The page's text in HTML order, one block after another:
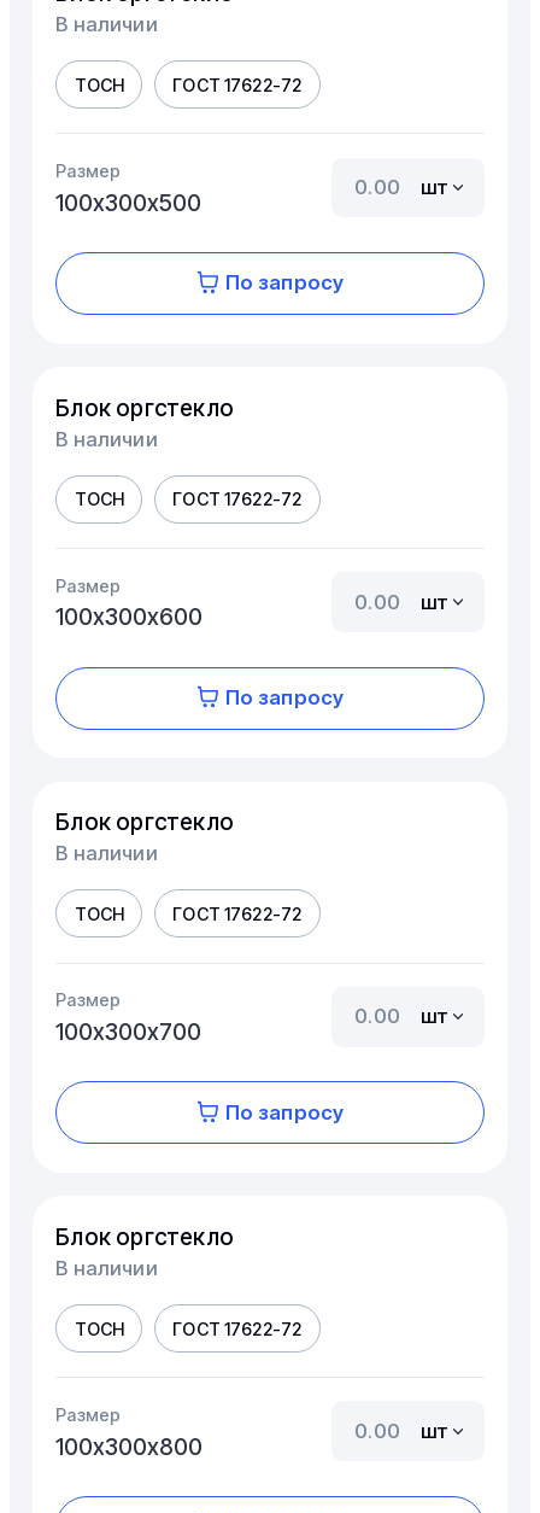
В наличии
ТОСН ГОСТ 17622-72
Размер
100х300х500
шт
По запросу
Блок оргстекло
В наличии
ТОСН ГОСТ 17622-72
Размер
100х300х600
шт
По запросу
Блок оргстекло
В наличии
ТОСН ГОСТ 17622-72
Размер
100х300х700
шт
По запросу
Блок оргстекло
В наличии
ТОСН ГОСТ 17622-72
Размер
100х300х800
шт